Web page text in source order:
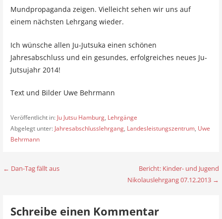
Mundpropaganda zeigen. Vielleicht sehen wir uns auf
einem nächsten Lehrgang wieder.
Ich wünsche allen Ju-Jutsuka einen schönen
Jahresabschluss und ein gesundes, erfolgreiches neues Ju-
Jutsujahr 2014!
Text und Bilder Uwe Behrmann
Veröffentlicht in: Ju Jutsu Hamburg, Lehrgänge
Abgelegt unter: Jahresabschlusslehrgang, Landesleistungszentrum, Uwe
Behrmann
B
← Dan-Tag fällt aus
Bericht: Kinder- und Jugend
Nikolauslehrgang 07.12.2013 →
Schreibe einen Kommentar